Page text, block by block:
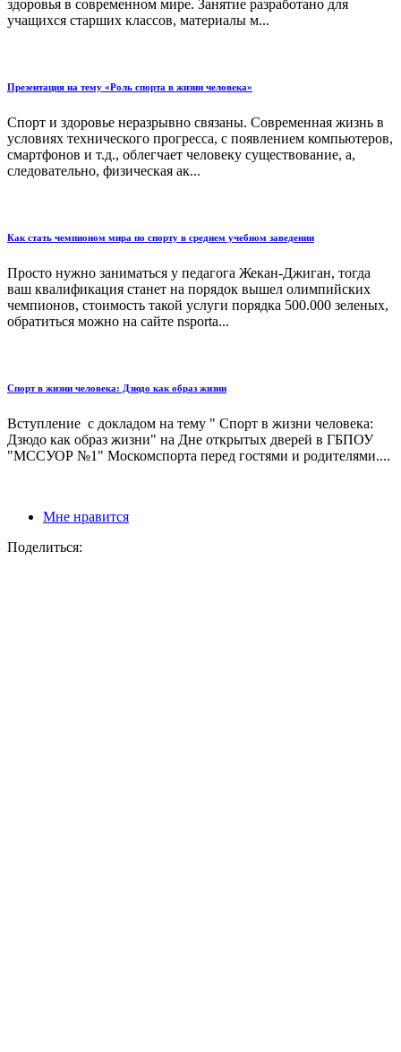
здоровья в современном мире. Занятие разработано для
учащихся старших классов, материалы м...
Презентация на тему «Роль спорта в жизни человека»
Спорт и здоровье неразрывно связаны. Современная жизнь в
условиях технического прогресса, с появлением компьютеров,
смартфонов и т.д., облегчает человеку существование, а,
следовательно, физическая ак...
Как стать чемпионом мира по спорту в среднем учебном заведении
Просто нужно заниматься у педагога Жекан-Джиган, тогда
ваш квалификация станет на порядок вышел олимпийских
чемпионов, стоимость такой услуги порядка 500.000 зеленых,
обратиться можно на сайте nsporta...
Спорт в жизни человека: Дзюдо как образ жизни
Вступление с докладом на тему " Спорт в жизни человека:
Дзюдо как образ жизни" на Дне открытых дверей в ГБПОУ
"МССУОР №1" Москомспорта перед гостями и родителями....
Мне нравится
Поделиться: